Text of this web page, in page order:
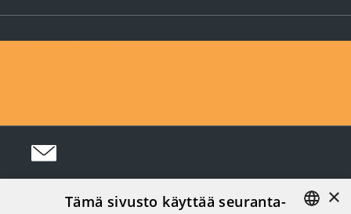
×
Tämä sivusto käyttää seuranta-